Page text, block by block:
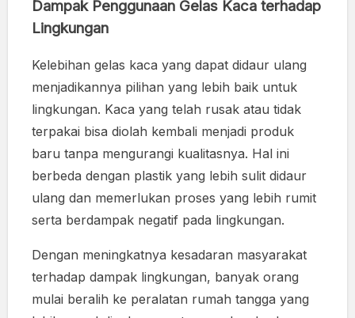
Dampak Penggunaan Gelas Kaca terhadap
Lingkungan
Kelebihan gelas kaca yang dapat didaur ulang
menjadikannya pilihan yang lebih baik untuk
lingkungan. Kaca yang telah rusak atau tidak
terpakai bisa diolah kembali menjadi produk
baru tanpa mengurangi kualitasnya. Hal ini
berbeda dengan plastik yang lebih sulit didaur
ulang dan memerlukan proses yang lebih rumit
serta berdampak negatif pada lingkungan.
Dengan meningkatnya kesadaran masyarakat
terhadap dampak lingkungan, banyak orang
mulai beralih ke peralatan rumah tangga yang